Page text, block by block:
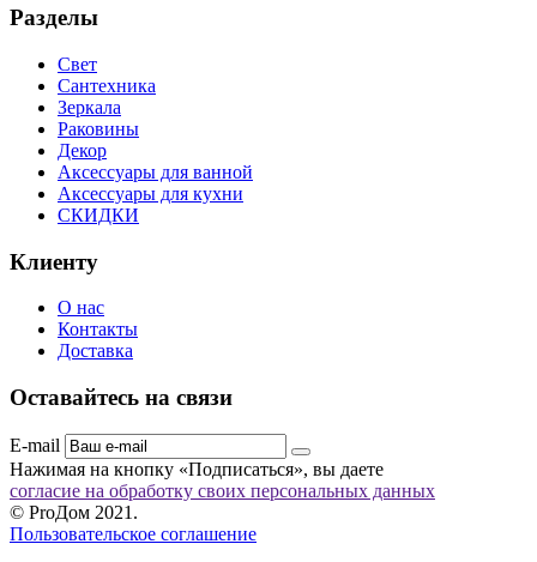
Разделы
Свет
Сантехника
Зеркала
Раковины
Декор
Аксессуары для ванной
Аксессуары для кухни
СКИДКИ
Клиенту
О нас
Контакты
Доставка
Оставайтесь на связи
E-mail
Нажимая на кнопку «Подписаться», вы даете
согласие на обработку своих персональных данных
© ProДом 2021.
Пользовательское соглашение